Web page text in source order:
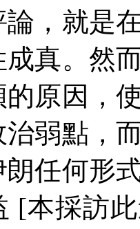
，就是
真。然
原因，
弱點，
朗任何形
[本採訪